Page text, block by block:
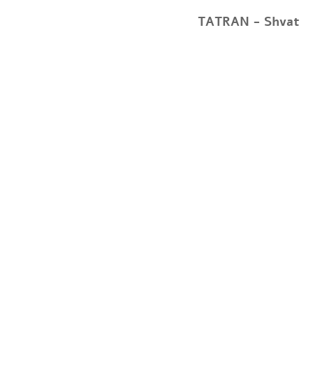
TATRAN - Shvat